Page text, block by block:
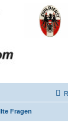
Fragen